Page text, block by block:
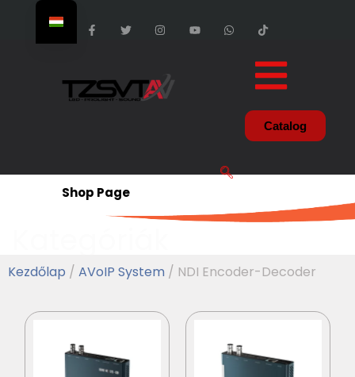
Catalog
Shop Page
Kezdőlap / AVoIP System / NDI Encoder-Decoder